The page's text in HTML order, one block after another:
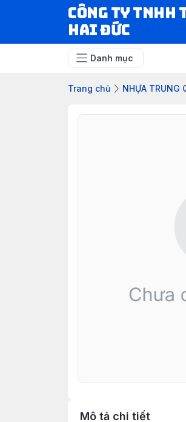
CÔNG TY TNHH
HAI ĐỨC
Danh mục
Trang chủ NHỰA TRUNG
Mô tả chi tiết